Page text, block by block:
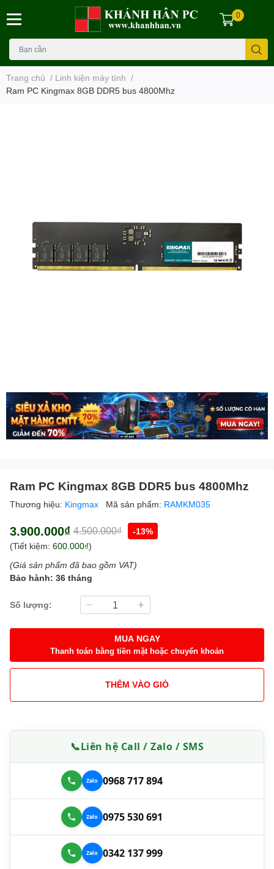
0
Trang chủ / Linh kiện máy tính /
Ram PC Kingmax 8GB DDR5 bus 4800Mhz
Ram PC Kingmax 8GB DDR5 bus 4800Mhz
Thương hiệu: Kingmax Mã sản phẩm: RAMKM035
3.900.000₫ 4.500.000₫
-13%
(Tiết kiệm: 600.000₫)
(Giá sản phẩm đã bao gồm VAT)
Bảo hành: 36 tháng
Số lượng:
MUA NGAY
Thanh toán bằng tiền mặt hoặc chuyển khoản
THÊM VÀO GIỎ
📞Liên hệ Call / Zalo / SMS
0968 717 894
0975 530 691
0342 137 999